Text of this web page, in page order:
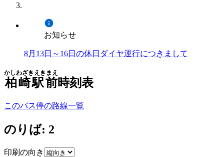
お知らせ
8月13日～16日の休日ダイヤ運行につきまして
柏崎駅前
かしわざきえきまえ
時刻表
このバス停の路線一覧
のりば: 2
印刷の向き